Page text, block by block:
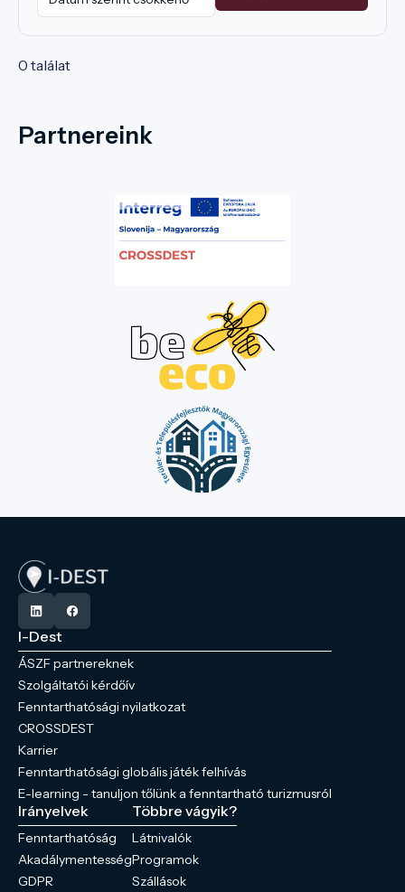
0 találat
Partnereink
I-Dest
ÁSZF partnereknek
Szolgáltatói kérdőív
Fenntarthatósági nyilatkozat
CROSSDEST
Karrier
Fenntarthatósági globális játék felhívás
E-learning - tanuljon tőlünk a fenntartható turizmusról
Irányelvek
Fenntarthatóság
Akadálymentesség
GDPR
Többre vágyik?
Látnivalók
Programok
Szállások